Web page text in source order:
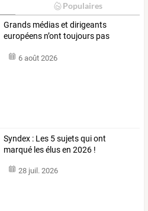
Populaires
Grands médiaset dirigeants
européens n’ont toujours pas
6 août 2026
Syndex : Les 5 sujets qui ont
marqué les élus en 2026 !
28 juil. 2026